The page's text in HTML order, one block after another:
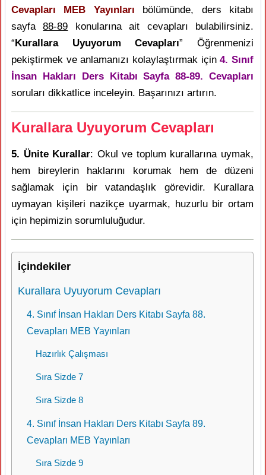
Cevapları MEB Yayınları bölümünde, ders kitabı
sayfa88-89 konularına ait cevapları bulabilirsiniz.
“Kurallara Uyuyorum Cevapları” Öğrenmenizi
pekiştirmek ve anlamanızı kolaylaştırmak için4. Sınıf
İnsan Hakları Ders Kitabı Sayfa 88-89. Cevapları
soruları dikkatlice inceleyin. Başarınızı artırın.
Kurallara Uyuyorum Cevapları
5. Ünite Kurallar: Okul ve toplum kurallarına uymak,
hem bireylerin haklarını korumak hem de düzeni
sağlamak için bir vatandaşlık görevidir. Kurallara
uymayan kişileri nazikçe uyarmak, huzurlu bir ortam
için hepimizin sorumluluğudur.
İçindekiler
Kurallara Uyuyorum Cevapları
4. Sınıf İnsan Hakları Ders Kitabı Sayfa 88.
Cevapları MEB Yayınları
Hazırlık Çalışması
Sıra Sizde 7
Sıra Sizde 8
4. Sınıf İnsan Hakları Ders Kitabı Sayfa 89.
Cevapları MEB Yayınları
Sıra Sizde 9